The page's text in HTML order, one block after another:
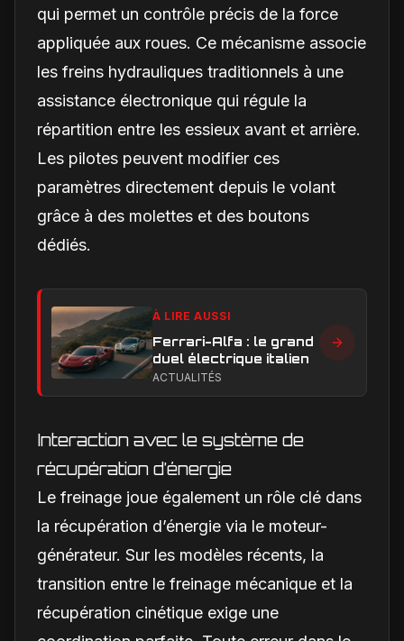
qui permet un contrôle précis de la force
appliquée aux roues. Ce mécanisme associe
les freins hydrauliques traditionnels à une
assistance électronique qui régule la
répartition entre les essieux avant et arrière.
Les pilotes peuvent modifier ces
paramètres directement depuis le volant
grâce à des molettes et des boutons
dédiés.
À LIRE AUSSI
Ferrari-Alfa : le grand
duel électrique italien
ACTUALITÉS
Interaction avec le système de
récupération d’énergie
Le freinage joue également un rôle clé dans
la récupération d’énergie via le moteur-
générateur. Sur les modèles récents, la
transition entre le freinage mécanique et la
récupération cinétique exige une